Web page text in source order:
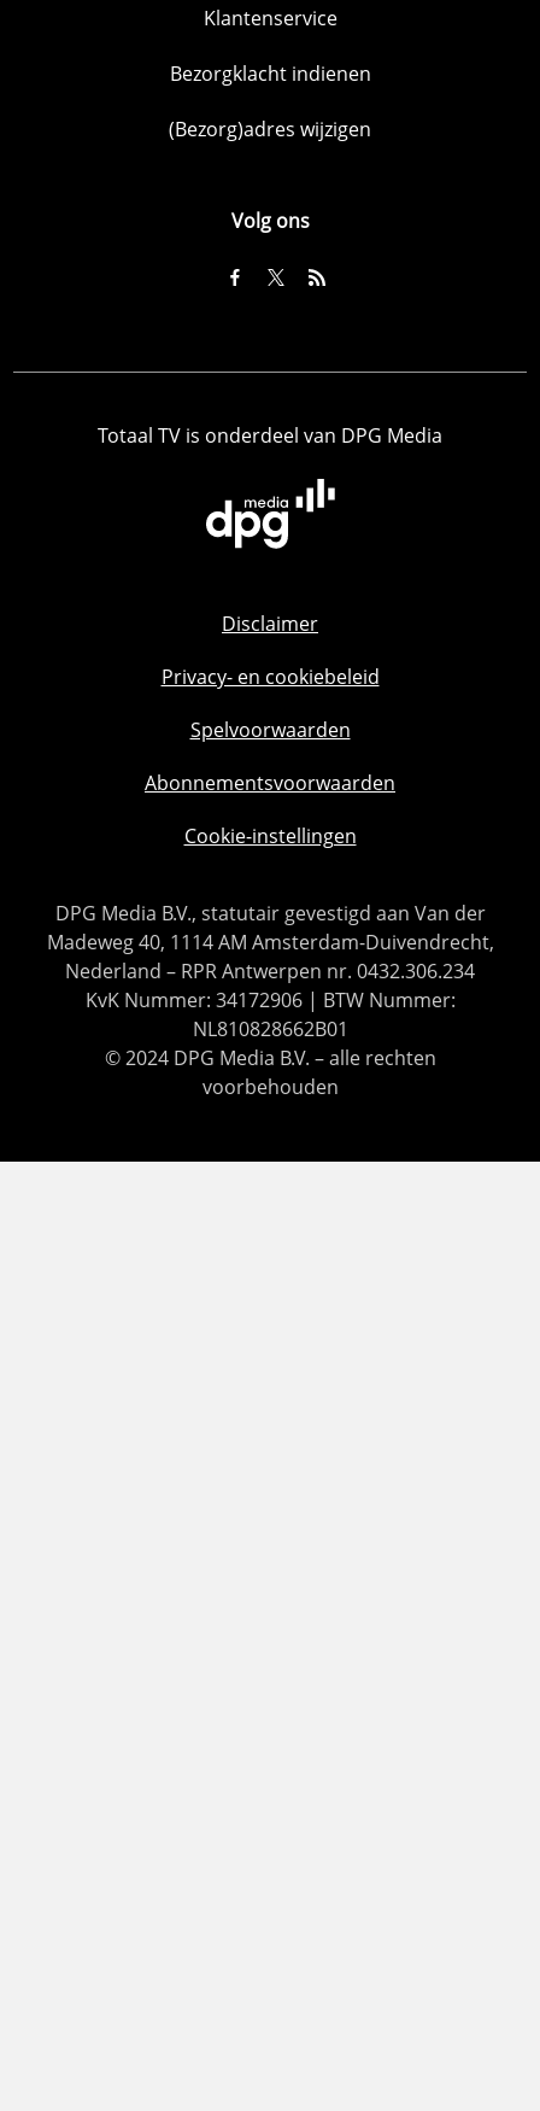
Klantenservice
Bezorgklacht indienen
(Bezorg)adres wijzigen
Volg ons
Totaal TV is onderdeel van DPG Media
Disclaimer
Privacy- en cookiebeleid
Spelvoorwaarden
Abonnementsvoorwaarden
Cookie-instellingen
DPG Media B.V., statutair gevestigd aan Van der
Madeweg 40, 1114 AM Amsterdam-Duivendrecht,
Nederland – RPR Antwerpen nr. 0432.306.234
KvK Nummer: 34172906 | BTW Nummer:
NL810828662B01
© 2024 DPG Media B.V. – alle rechten
voorbehouden